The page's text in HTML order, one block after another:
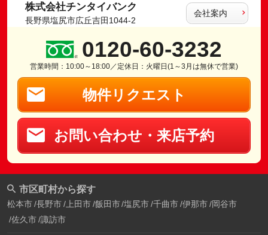
株式会社チンタイバンク
長野県塩尻市広丘吉田1044-2
会社案内
0120-60-3232
営業時間：10:00～18:00／定休日：火曜日(1～3月は無休で営業)
物件リクエスト
お問い合わせ・来店予約
市区町村から探す
松本市 長野市 上田市 飯田市 塩尻市 千曲市 伊那市 岡谷市
佐久市 諏訪市